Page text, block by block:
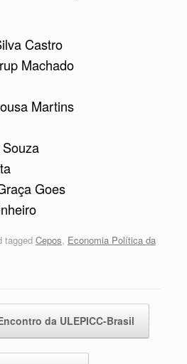
Castro
Machado
Martins
Goes
tagged Cepos, Economia Política da
da ULEPICC-Brasil